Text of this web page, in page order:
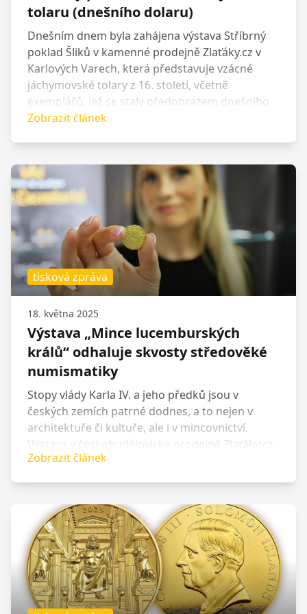
tolaru (dnešního dolaru)
Dnešním dnem byla zahájena výstava Stříbrný
poklad Šliků v kamenné prodejně Zlaťáky.cz v
Karlových Varech, která představuje vzácné
jáchymovské tolary z 16. století, včetně
exemplářů, jež se staly předobrazem dnešního
dolaru. Expozice potrvá do konce července a
Zobrazit článek
tisková zpráva
18. května 2025
Výstava „Mince lucemburských
králů“ odhaluje skvosty středověké
numismatiky
Stopy vlády Karla IV. a jeho předků jsou v
českých zemích patrné dodnes, a to nejen v
architektuře či kultuře, ale i v mincovnictví.
Výstava v českobudějovické prodejně Zlaťáky.cz
nabízí jedinečnou příležitost nahlédnout do
a zanechala hlubokou stopu v evropských
dějinách.
Zobrazit článek